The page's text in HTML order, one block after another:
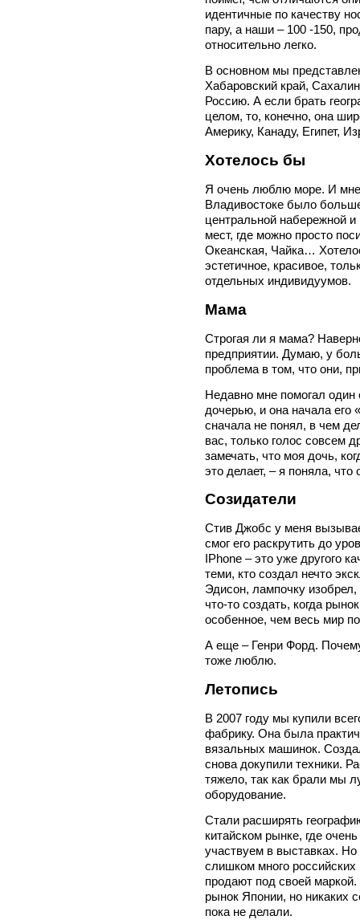
идентичные по качеству
пару, а наши – 100 -150,
относительно легко.
В основном мы
Хабаровский край,
Россию. А если брать
целом, то, конечно, она
Америку, Канаду, Египет,
Хотелось бы
Я очень люблю море. И
Владивостоке было
центральной набережной
мест, где можно просто
Океанская, Чайка…
эстетичное, красивое,
отдельных индивидуумов.
Мама
Строгая ли я мама?
предприятии. Думаю, у
проблема в том, что они,
Недавно мне помогал один
дочерью, и она начала его
сначала не понял, в чем
вас, только голос совсем
замечать, что моя дочь,
это делает, – я поняла,
Созидатели
Стив Джобс у меня
смог его раскрутить до
IPhone – это уже другого
теми, кто создал нечто
Эдисон, лампочку
что-то создать, когда
особенное, чем весь мир
А еще – Генри Форд.
тоже люблю.
Летопись
В 2007 году мы купили
фабрику. Она была
вязальных машинок.
снова докупили техники.
тяжело, так как брали мы
оборудование.
Стали расширять
китайском рынке, где
участвуем в выставках.
слишком много
продают под своей
рынок Японии, но никаких
пока не делали.